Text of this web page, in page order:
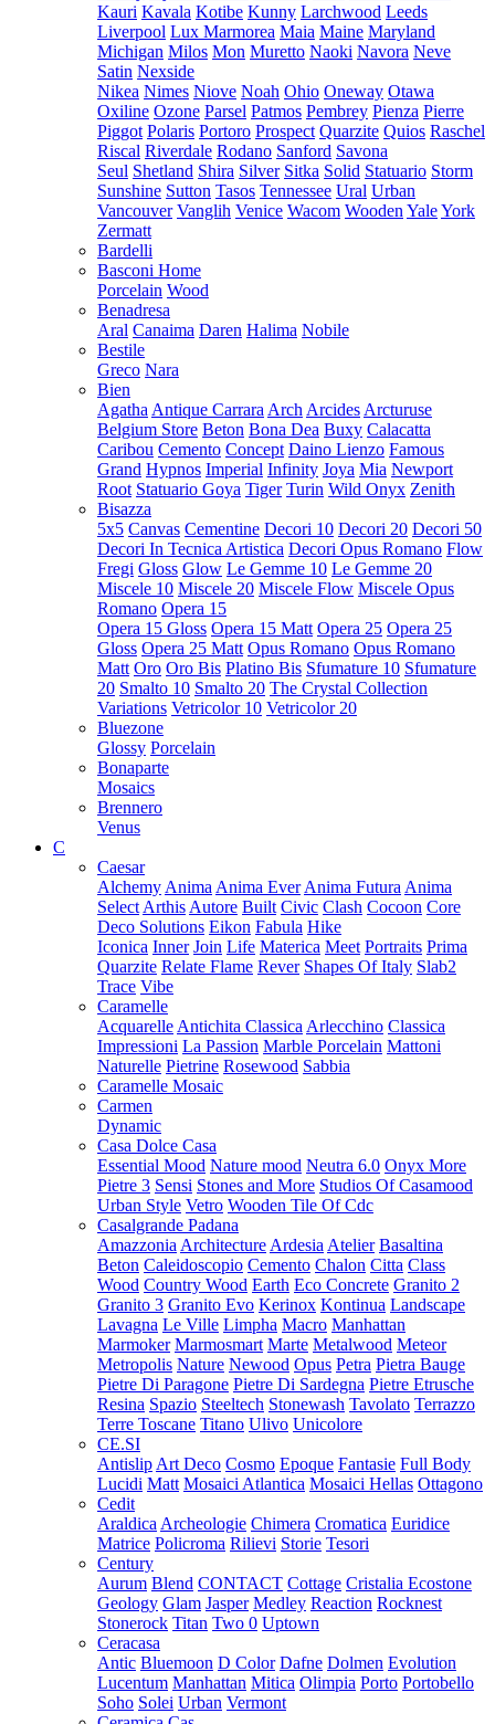
Kauri Kavala Kotibe Kunny Larchwood Leeds
Liverpool Lux Marmorea Maia Maine Maryland
Michigan Milos Mon Muretto Naoki Navora Neve
Satin Nexside
Nikea Nimes Niove Noah Ohio Oneway Otawa
Oxiline Ozone Parsel Patmos Pembrey Pienza Pierre
Piggot Polaris Portoro Prospect Quarzite Quios Raschel
Riscal Riverdale Rodano Sanford Savona
Seul Shetland Shira Silver Sitka Solid Statuario Storm
Sunshine Sutton Tasos Tennessee Ural Urban
Vancouver Vanglih Venice Wacom Wooden YaleYork
Zermatt
Bardelli
Basconi Home
Porcelain Wood
Benadresa
Aral Canaima Daren Halima Nobile
Bestile
Greco Nara
Bien
Agatha Antique Carrara Arch Arcides Arcturuse
Belgium Store Beton Bona Dea Buxy Calacatta
Caribou Cemento Concept Daino Lienzo Famous
Grand Hypnos Imperial Infinity Joya Mia Newport
Root Statuario Goya Tiger Turin Wild Onyx Zenith
Bisazza
5x5 Canvas Cementine Decori 10 Decori 20 Decori 50
Decori In Tecnica Artistica Decori Opus Romano Flow
Fregi Gloss Glow Le Gemme 10 Le Gemme 20
Miscele 10 Miscele 20 Miscele Flow Miscele Opus
Romano Opera 15
Opera 15 Gloss Opera 15 Matt Opera 25 Opera 25
Gloss Opera 25 Matt Opus Romano Opus Romano
Matt Oro Oro Bis Platino Bis Sfumature 10 Sfumature
20 Smalto 10 Smalto 20 The Crystal Collection
Variations Vetricolor 10 Vetricolor 20
Bluezone
Glossy Porcelain
Bonaparte
Mosaics
Brennero
Venus
C
Caesar
Alchemy Anima Anima Ever Anima Futura Anima
Select Arthis Autore Built Civic Clash Cocoon Core
Deco Solutions Eikon Fabula Hike
Iconica Inner Join Life Materica Meet Portraits Prima
Quarzite Relate Flame Rever Shapes Of Italy Slab2
Trace Vibe
Caramelle
Acquarelle Antichita Classica Arlecchino Classica
Impressioni La Passion Marble Porcelain Mattoni
Naturelle Pietrine Rosewood Sabbia
Caramelle Mosaic
Carmen
Dynamic
Casa Dolce Casa
Essential Mood Nature mood Neutra 6.0 Onyx More
Pietre 3 Sensi Stones and More Studios Of Casamood
Urban Style Vetro Wooden Tile Of Cdc
Casalgrande Padana
Amazzonia Architecture Ardesia Atelier Basaltina
Beton Caleidoscopio Cemento Chalon Citta Class
Wood Country Wood Earth Eco Concrete Granito 2
Granito 3 Granito Evo Kerinox Kontinua Landscape
Lavagna Le Ville Limpha Macro Manhattan
Marmoker Marmosmart Marte Metalwood Meteor
Metropolis Nature Newood Opus Petra Pietra Bauge
Pietre Di Paragone Pietre Di Sardegna Pietre Etrusche
Resina Spazio Steeltech Stonewash Tavolato Terrazzo
Terre Toscane Titano Ulivo Unicolore
CE.SI
Antislip Art Deco Cosmo Epoque Fantasie Full Body
Lucidi Matt Mosaici Atlantica Mosaici Hellas Ottagono
Cedit
Araldica Archeologie Chimera Cromatica Euridice
Matrice Policroma Rilievi Storie Tesori
Century
Aurum Blend CONTACT Cottage Cristalia Ecostone
Geology Glam Jasper Medley Reaction Rocknest
Stonerock Titan Two 0 Uptown
Ceracasa
Antic Bluemoon D Color Dafne Dolmen Evolution
Lucentum Manhattan Mitica Olimpia Porto Portobello
Soho Solei Urban Vermont